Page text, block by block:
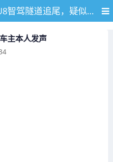
仰望U8智驾隧道追尾，疑似车主本人发声
主本人发声